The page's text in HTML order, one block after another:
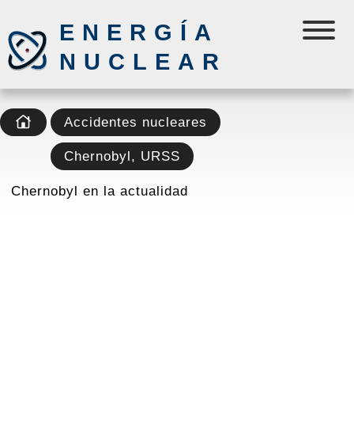
ENERGÍA
NUCLEAR
Accidentes nucleares
Chernobyl, URSS
Chernobyl en la actualidad